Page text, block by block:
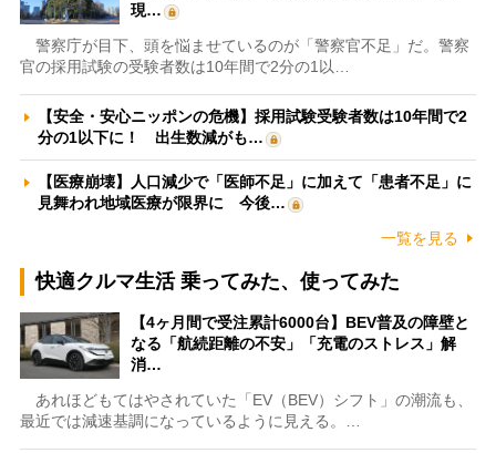
現…
警察庁が目下、頭を悩ませているのが「警察官不足」だ。警察
官の採用試験の受験者数は10年間で2分の1以…
【安全・安心ニッポンの危機】採用試験受験者数は10年間で2
分の1以下に！ 出生数減がも…
【医療崩壊】人口減少で「医師不足」に加えて「患者不足」に
見舞われ地域医療が限界に 今後…
一覧を見る
快適クルマ生活 乗ってみた、使ってみた
【4ヶ月間で受注累計6000台】BEV普及の障壁と
なる「航続距離の不安」「充電のストレス」解
消…
あれほどもてはやされていた「EV（BEV）シフト」の潮流も、
最近では減速基調になっているように見える。…